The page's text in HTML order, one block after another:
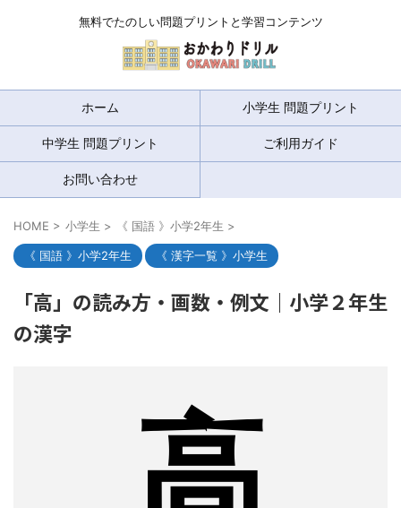
無料でたのしい問題プリントと学習コンテンツ
ホーム 小学生 問題プリント
中学生 問題プリント ご利用ガイド
お問い合わせ
HOME > 小学生 > 《 国語 》小学2年生 >
《 国語 》小学2年生 《 漢字一覧 》小学生
「高」の読み方・画数・例文｜小学２年生
の漢字
高